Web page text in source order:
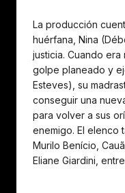
La producción
huérfana, Nina
justicia. Cuando
golpe planeado y
Esteves), su
conseguir una
para volver a sus
enemigo. El elenco
Murilo Benício,
Eliane Giardini,